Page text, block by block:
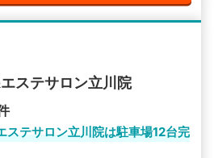
ステサロン立川院
ステサロン立川院は駐車場12台完